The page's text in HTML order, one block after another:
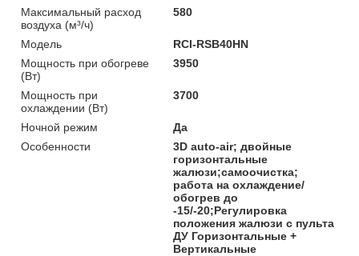
Максимальный расход
воздуха (м³/ч)
580
Модель
RCI-RSB40HN
Мощность при обогреве
(Вт)
3950
Мощность при
охлаждении (Вт)
3700
Ночной режим
Да
Особенности
3D auto-air; двойные
горизонтальные
жалюзи;самоочистка;
работа на охлаждение/
обогрев до
-15/-20;Регулировка
положения жалюзи с пульта
ДУ Горизонтальные +
Вертикальные